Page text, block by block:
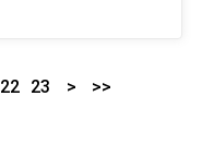
22 23 > >>